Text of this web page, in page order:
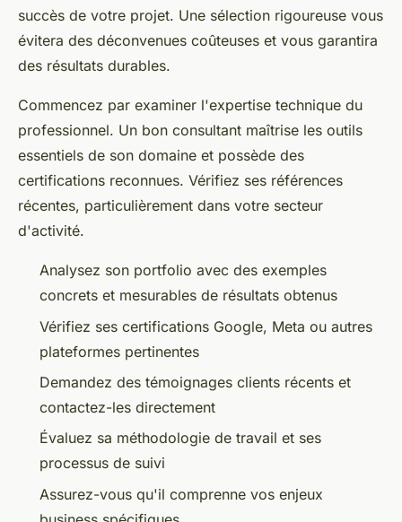
succès de votre projet. Une sélection rigoureuse vous
évitera des déconvenues coûteuses et vous garantira
des résultats durables.
Commencez par examiner l'expertise technique du
professionnel. Un bon consultant maîtrise les outils
essentiels de son domaine et possède des
certifications reconnues. Vérifiez ses références
récentes, particulièrement dans votre secteur
d'activité.
Analysez son portfolio avec des exemples
concrets et mesurables de résultats obtenus
Vérifiez ses certifications Google, Meta ou autres
plateformes pertinentes
Demandez des témoignages clients récents et
contactez-les directement
Évaluez sa méthodologie de travail et ses
processus de suivi
Assurez-vous qu'il comprenne vos enjeux